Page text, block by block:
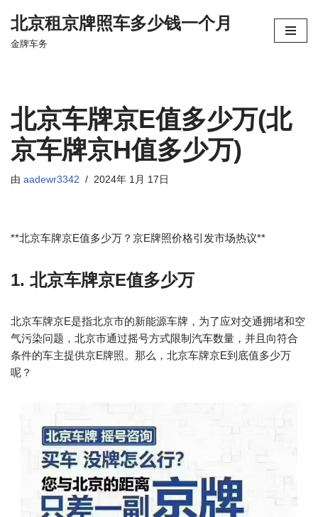
跳
北京租京牌照车多少钱一个月
金牌车务
北京车牌京E值多少万(北
京车牌京H值多少万)
由 aadewr3342 2024年 1月 17日
**北京车牌京E值多少万？京E牌照价格引发市场热议**
1. 北京车牌京E值多少万
北京车牌京E是指北京市的新能源车牌，为了应对交通拥堵和空
气污染问题，北京市通过摇号方式限制汽车数量，并且向符合
条件的车主提供京E牌照。那么，北京车牌京E到底值多少万
呢？